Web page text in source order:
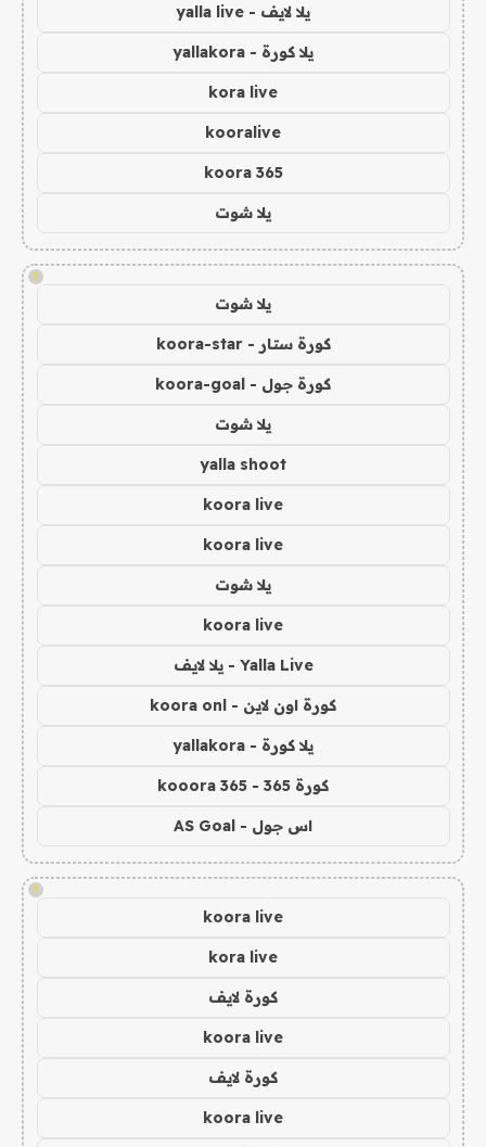
يلا لايف - yalla live
يلا كورة - yallakora
kora live
kooralive
koora 365
يلا شوت
!
يلا شوت
كورة ستار - koora-star
كورة جول - koora-goal
يلا شوت
yalla shoot
koora live
koora live
يلا شوت
koora live
Yalla Live - يلا لايف
كورة اون لاين - koora onl
يلا كورة - yallakora
كورة 365 - kooora 365
اس جول - AS Goal
!
koora live
kora live
كورة لايف
koora live
كورة لايف
koora live